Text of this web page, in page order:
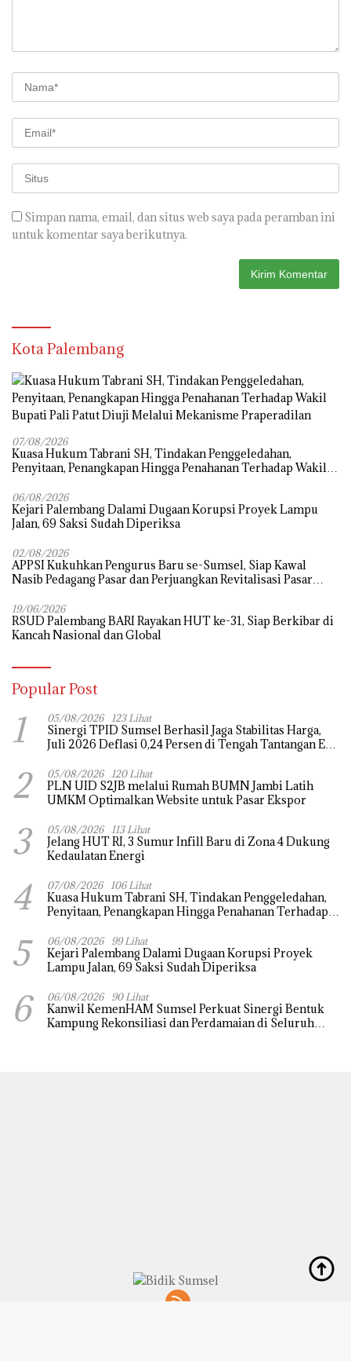
Simpan nama, email, dan situs web saya pada peramban ini
untuk komentar saya berikutnya.
Kota Palembang
07/08/2026
‎Kuasa Hukum Tabrani SH, Tindakan Penggeledahan,
Penyitaan, Penangkapan Hingga Penahanan Terhadap Wakil
06/08/2026
Kejari Palembang Dalami Dugaan Korupsi Proyek Lampu
Jalan, 69 Saksi Sudah Diperiksa
02/08/2026
APPSI Kukuhkan Pengurus Baru se-Sumsel, Siap Kawal
Nasib Pedagang Pasar dan Perjuangkan Revitalisasi Pasar
19/06/2026
RSUD Palembang BARI Rayakan HUT ke-31, Siap Berkibar di
Kancah Nasional dan Global
Popular Post
1 05/08/2026 123 Lihat
Sinergi TPID Sumsel Berhasil Jaga Stabilitas Harga,
Juli 2026 Deflasi 0,24 Persen di Tengah Tantangan El
2 05/08/2026 120 Lihat
PLN UID S2JB melalui Rumah BUMN Jambi Latih
UMKM Optimalkan Website untuk Pasar Ekspor
3 05/08/2026 113 Lihat
Jelang HUT RI, 3 Sumur Infill Baru di Zona 4 Dukung
Kedaulatan Energi
4 07/08/2026 106 Lihat
‎Kuasa Hukum Tabrani SH, Tindakan Penggeledahan,
Penyitaan, Penangkapan Hingga Penahanan Terhadap
Praperadilan
5 06/08/2026 99 Lihat
Kejari Palembang Dalami Dugaan Korupsi Proyek
Lampu Jalan, 69 Saksi Sudah Diperiksa
6 06/08/2026 90 Lihat
Kanwil KemenHAM Sumsel Perkuat Sinergi Bentuk
Kampung Rekonsiliasi dan Perdamaian di Seluruh